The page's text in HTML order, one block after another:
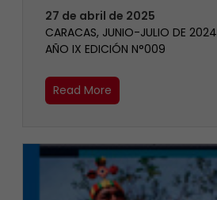
27 de abril de 2025
CARACAS, JUNIO-JULIO DE 2024
AÑO IX EDICIÓN N°009
Read More